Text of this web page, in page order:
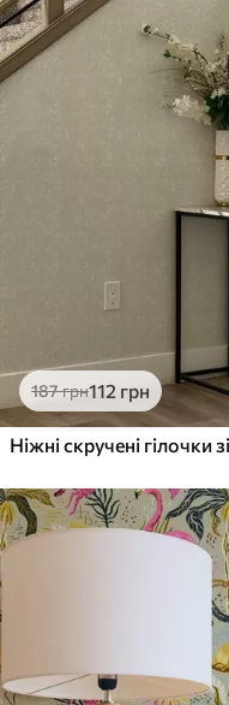
187грн112 грн